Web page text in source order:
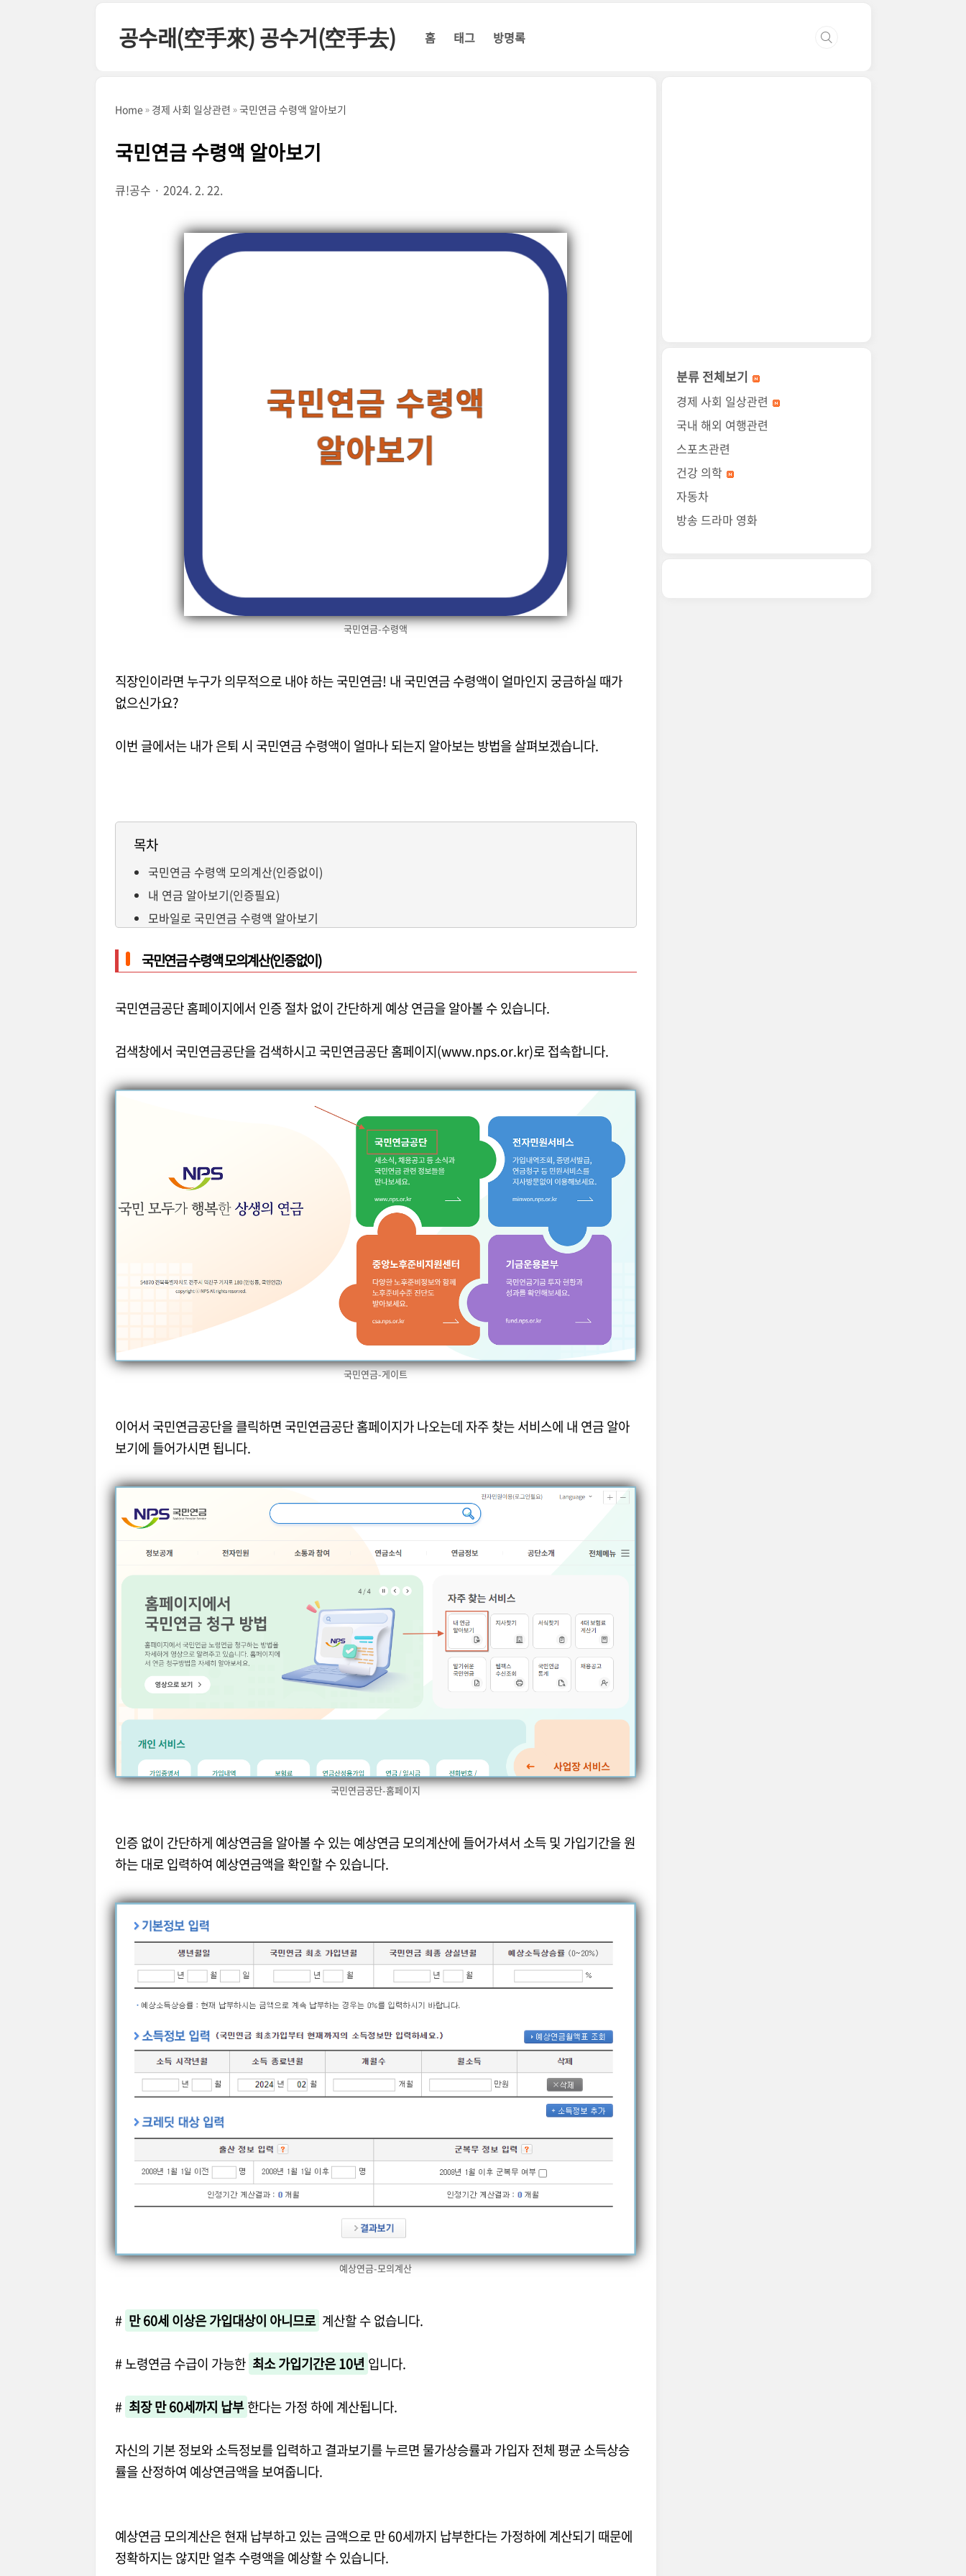
공수래(空手來) 공수거(空手去) 홈 태그 방명록
Home 경제 사회 일상관련 국민연금 수령액 알아보기
국민연금 수령액 알아보기
큐!공수 2024. 2. 22.
국민연금-수령액
직장인이라면 누구가 의무적으로 내야 하는 국민연금! 내 국민연금 수령액이 얼마인지 궁금하실 때가
없으신가요?
이번 글에서는 내가 은퇴 시 국민연금 수령액이 얼마나 되는지 알아보는 방법을 살펴보겠습니다.
목차
국민연금 수령액 모의계산(인증없이)
내 연금 알아보기(인증필요)
모바일로 국민연금 수령액 알아보기
국민연금 수령액 모의계산(인증없이)
국민연금공단 홈페이지에서 인증 절차 없이 간단하게 예상 연금을 알아볼 수 있습니다.
검색창에서 국민연금공단을 검색하시고 국민연금공단 홈페이지(www.nps.or.kr)로 접속합니다.
국민연금-게이트
이어서 국민연금공단을 클릭하면 국민연금공단 홈페이지가 나오는데 자주 찾는 서비스에 내 연금 알아
보기에 들어가시면 됩니다.
국민연금공단-홈페이지
인증 없이 간단하게 예상연금을 알아볼 수 있는 예상연금 모의계산에 들어가셔서 소득 및 가입기간을 원
하는 대로 입력하여 예상연금액을 확인할 수 있습니다.
예상연금-모의계산
# 만 60세 이상은 가입대상이 아니므로 계산할 수 없습니다.
# 노령연금 수급이 가능한 최소 가입기간은 10년 입니다.
# 최장 만 60세까지 납부 한다는 가정 하에 계산됩니다.
자신의 기본 정보와 소득정보를 입력하고 결과보기를 누르면 물가상승률과 가입자 전체 평균 소득상승
률을 산정하여 예상연금액을 보여줍니다.
예상연금 모의계산은 현재 납부하고 있는 금액으로 만 60세까지 납부한다는 가정하에 계산되기 때문에
정확하지는 않지만 얼추 수령액을 예상할 수 있습니다.
분류 전체보기
경제 사회 일상관련
국내 해외 여행관련
스포츠관련
건강 의학
자동차
방송 드라마 영화